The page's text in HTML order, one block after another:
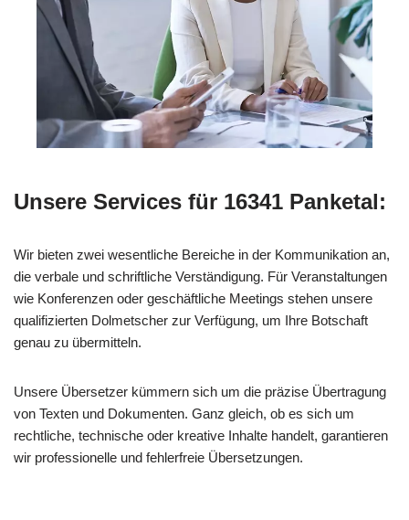
Unsere Services für 16341 Panketal:
Wir bieten zwei wesentliche Bereiche in der Kommunikation an,
die verbale und schriftliche Verständigung. Für Veranstaltungen
wie Konferenzen oder geschäftliche Meetings stehen unsere
qualifizierten Dolmetscher zur Verfügung, um Ihre Botschaft
genau zu übermitteln.
Unsere Übersetzer kümmern sich um die präzise Übertragung
von Texten und Dokumenten. Ganz gleich, ob es sich um
rechtliche, technische oder kreative Inhalte handelt, garantieren
wir professionelle und fehlerfreie Übersetzungen.